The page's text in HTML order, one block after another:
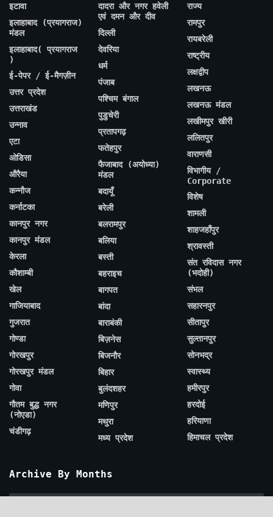
इटावा
इलाहाबाद (प्रयागराज)
मंडल
इलाहाबाद( प्रयागराज
)
ई-पेपर / ई-मैगज़ीन
उत्तर प्रदेश
उत्तराखंड
उन्नाव
एटा
ओडिसा
औरैया
कन्नौज
कर्नाटका
कानपुर नगर
कानपुर मंडल
केरला
कौशाम्बी
खेल
गाजियाबाद
गुजरात
गोण्डा
गोरखपुर
गोरखपुर मंडल
गोवा
गौतम बुद्ध नगर
(नोएडा)
चंडीगढ़
दादरा और नगर हवेली
एवं दमन और दीव
दिल्ली
देवरिया
धर्म
पंजाब
पश्चिम बंगाल
पुडुचेरी
प्रतापगढ़
फतेहपुर
फैजाबाद (अयोध्या)
मंडल
बदायूँ
बरेली
बलरामपुर
बलिया
बस्ती
बहराइच
बागपत
बांदा
बाराबंकी
बिज़नेस
बिजनौर
बिहार
बुलंदशहर
मणिपुर
मथुरा
मध्य प्रदेश
राज्य
रामपुर
रायबरेली
राष्ट्रीय
लक्षद्वीप
लखनऊ
लखनऊ मंडल
लखीमपुर खीरी
ललितपुर
वाराणसी
विभागीय /
Corporate
विशेष
शामली
शाहजहाँपुर
श्रावस्ती
संत रविदास नगर
(भदोही)
संभल
सहारनपुर
सीतापुर
सुल्तानपुर
सोनभद्र
स्वास्थ्य
हमीरपुर
हरदोई
हरियाणा
हिमाचल प्रदेश
Archive By Months
Archive